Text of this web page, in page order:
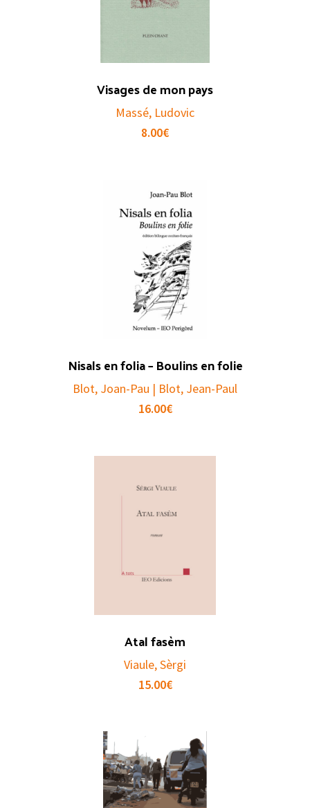
Visages de mon pays
Massé, Ludovic
8.00€
Nisals en folia – Boulins en folie
Blot, Joan-Pau | Blot, Jean-Paul
16.00€
Atal fasèm
Viaule, Sèrgi
15.00€